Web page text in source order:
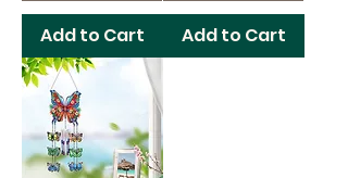
Add to Cart Add to Cart